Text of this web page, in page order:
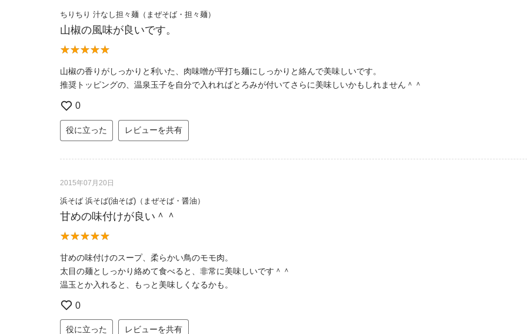
ちりちり 汁なし担々麺（まぜそば・担々麺）
山椒の風味が良いです。
山椒の香りがしっかりと利いた、肉味噌が平打ち麺にしっかりと絡んで美味しいです。
推奨トッピングの、温泉玉子を自分で入れればとろみが付いてさらに美味しいかもしれません＾＾
0
役に立った レビューを共有
2015年07月20日
浜そば 浜そば(油そば)（まぜそば・醤油）
甘めの味付けが良い＾＾
甘めの味付けのスープ、柔らかい鳥のモモ肉。
太目の麺としっかり絡めて食べると、非常に美味しいです＾＾
温玉とか入れると、もっと美味しくなるかも。
0
役に立った レビューを共有